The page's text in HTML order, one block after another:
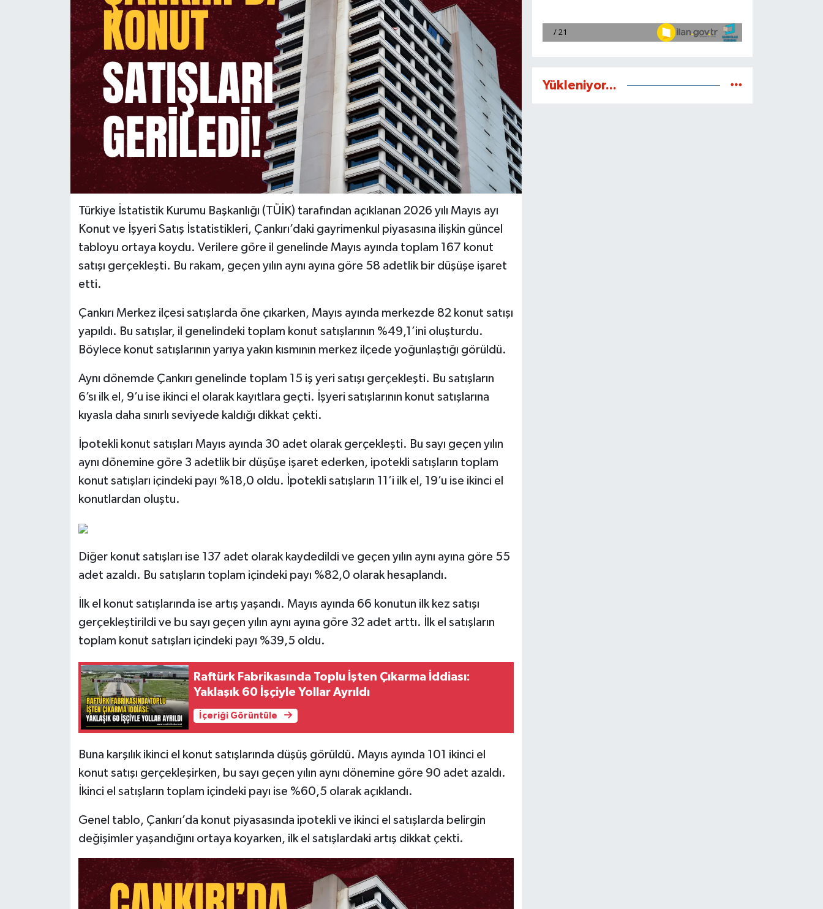
Türkiye İstatistik Kurumu Başkanlığı (TÜİK) tarafından açıklanan 2026 yılı Mayıs ayı
Konut ve İşyeri Satış İstatistikleri, Çankırı’daki gayrimenkul piyasasına ilişkin güncel
tabloyu ortaya koydu. Verilere göre il genelinde Mayıs ayında toplam 167 konut
satışı gerçekleşti. Bu rakam, geçen yılın aynı ayına göre 58 adetlik bir düşüşe işaret
etti.
Çankırı Merkez ilçesi satışlarda öne çıkarken, Mayıs ayında merkezde 82 konut satışı
yapıldı. Bu satışlar, il genelindeki toplam konut satışlarının %49,1’ini oluşturdu.
Böylece konut satışlarının yarıya yakın kısmının merkez ilçede yoğunlaştığı görüldü.
Aynı dönemde Çankırı genelinde toplam 15 iş yeri satışı gerçekleşti. Bu satışların
6’sı ilk el, 9’u ise ikinci el olarak kayıtlara geçti. İşyeri satışlarının konut satışlarına
kıyasla daha sınırlı seviyede kaldığı dikkat çekti.
İpotekli konut satışları Mayıs ayında 30 adet olarak gerçekleşti. Bu sayı geçen yılın
aynı dönemine göre 3 adetlik bir düşüşe işaret ederken, ipotekli satışların toplam
konut satışları içindeki payı %18,0 oldu. İpotekli satışların 11’i ilk el, 19’u ise ikinci el
konutlardan oluştu.
Diğer konut satışları ise 137 adet olarak kaydedildi ve geçen yılın aynı ayına göre 55
adet azaldı. Bu satışların toplam içindeki payı %82,0 olarak hesaplandı.
İlk el konut satışlarında ise artış yaşandı. Mayıs ayında 66 konutun ilk kez satışı
gerçekleştirildi ve bu sayı geçen yılın aynı ayına göre 32 adet arttı. İlk el satışların
toplam konut satışları içindeki payı %39,5 oldu.
Raftürk Fabrikasında Toplu İşten Çıkarma İddiası:
Yaklaşık 60 İşçiyle Yollar Ayrıldı
İçeriği Görüntüle
Buna karşılık ikinci el konut satışlarında düşüş görüldü. Mayıs ayında 101 ikinci el
konut satışı gerçekleşirken, bu sayı geçen yılın aynı dönemine göre 90 adet azaldı.
İkinci el satışların toplam içindeki payı ise %60,5 olarak açıklandı.
Genel tablo, Çankırı’da konut piyasasında ipotekli ve ikinci el satışlarda belirgin
değişimler yaşandığını ortaya koyarken, ilk el satışlardaki artış dikkat çekti.
Yükleniyor...
KÜLTÜR SANAT
MAGAZİN
SAĞLIK
SİYASET
TEKNOLOJİ
VİZYONDAKİLER